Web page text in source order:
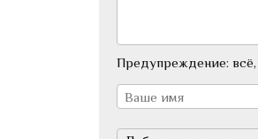
Предупреждение: всё,